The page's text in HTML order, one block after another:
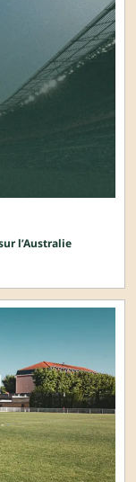
l’Australie